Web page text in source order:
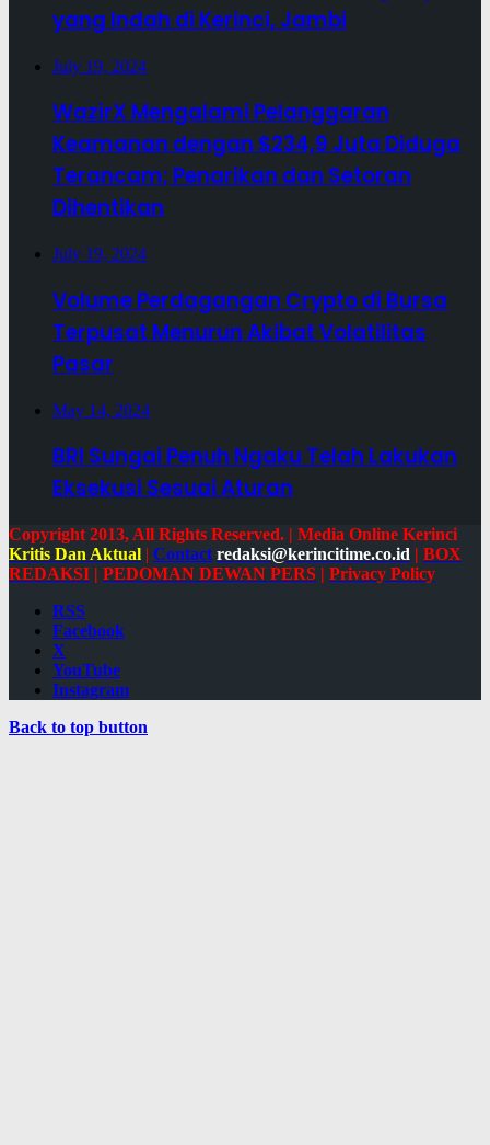
yang Indah di Kerinci, Jambi
July 19, 2024
WazirX Mengalami Pelanggaran
Keamanan dengan $234,9 Juta Diduga
Terancam; Penarikan dan Setoran
Dihentikan
July 19, 2024
Volume Perdagangan Crypto di Bursa
Terpusat Menurun Akibat Volatilitas
Pasar
May 14, 2024
BRI Sungai Penuh Ngaku Telah Lakukan
Eksekusi Sesuai Aturan
Copyright 2013, All Rights Reserved. | Media Online Kerinci
Kritis Dan Aktual | Contact redaksi@kerincitime.co.id | BOX
REDAKSI | PEDOMAN DEWAN PERS | Privacy Policy
RSS
Facebook
X
YouTube
Instagram
Back to top button